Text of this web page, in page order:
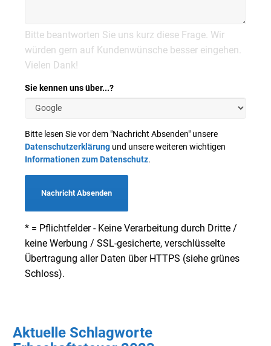
Bitte beantworten Sie uns kurz diese Frage. Wir
würden gern auf Kundenwünsche besser eingehen.
Vielen Dank!
Sie kennen uns über...?
Bitte lesen Sie vor dem "Nachricht Absenden" unsere
Datenschutzerklärung und unsere weiteren wichtigen
Informationen zum Datenschutz.
Nachricht Absenden
* = Pflichtfelder - Keine Verarbeitung durch Dritte /
keine Werbung / SSL-gesicherte, verschlüsselte
Übertragung aller Daten über HTTPS (siehe grünes
Schloss).
Aktuelle Schlagworte